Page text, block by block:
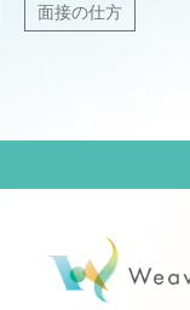
面接の仕方